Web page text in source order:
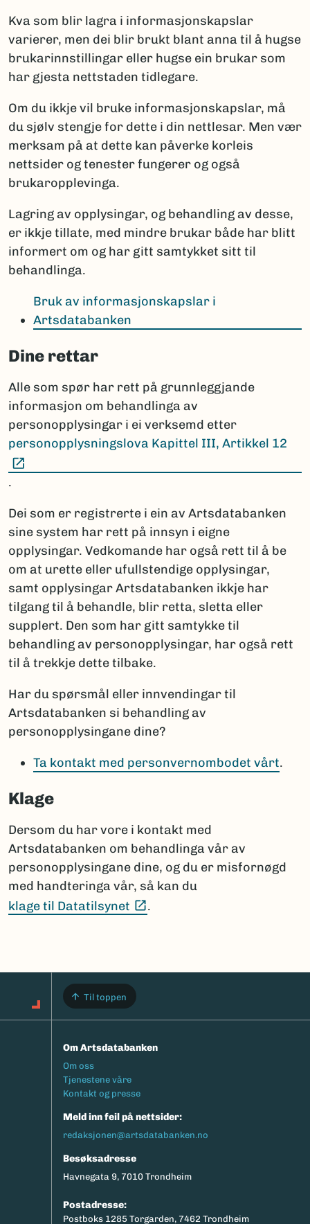
Kva som blir lagra i informasjonskapslar
varierer, men dei blir brukt blant anna til å hugse
brukarinnstillingar eller hugse ein brukar som
har gjesta nettstaden tidlegare.
Om du ikkje vil bruke informasjonskapslar, må
du sjølv stengje for dette i din nettlesar. Men vær
merksam på at dette kan påverke korleis
nettsider og tenester fungerer og også
brukaropplevinga.
Lagring av opplysingar, og behandling av desse,
er ikkje tillate, med mindre brukar både har blitt
informert om og har gitt samtykket sitt til
behandlinga.
Bruk av informasjonskapslar i
Artsdatabanken
Dine rettar
Alle som spør har rett på grunnleggjande
informasjon om behandlinga av
personopplysingar i ei verksemd etter
personopplysningslova Kapittel III, Artikkel 12
.
Dei som er registrerte i ein av Artsdatabanken
sine system har rett på innsyn i eigne
opplysingar. Vedkomande har også rett til å be
om at urette eller ufullstendige opplysingar,
samt opplysingar Artsdatabanken ikkje har
tilgang til å behandle, blir retta, sletta eller
supplert. Den som har gitt samtykke til
behandling av personopplysingar, har også rett
til å trekkje dette tilbake.
Har du spørsmål eller innvendingar til
Artsdatabanken si behandling av
personopplysingane dine?
Ta kontakt med personvernombodet vårt.
Klage
Dersom du har vore i kontakt med
Artsdatabanken om behandlinga vår av
personopplysingane dine, og du er misfornøgd
med handteringa vår, så kan du
klage til Datatilsynet
.
Til toppen
Om Artsdatabanken
Footermeny
Om oss
Tjenestene våre
Kontakt og presse
Meld inn feil på nettsider:
redaksjonen@artsdatabanken.no
Besøksadresse
Havnegata 9, 7010 Trondheim
Postadresse:
Postboks 1285 Torgarden, 7462 Trondheim